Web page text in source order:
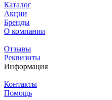
Каталог
Акции
Бренды
О компании
Отзывы
Реквизиты
Информация
Контакты
Помощь